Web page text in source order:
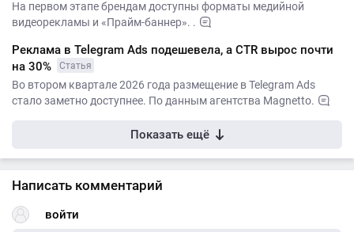
На первом этапе брендам доступны форматы медийной
видеорекламы и «Прайм-баннер». .
Реклама в Telegram Ads подешевела, а CTR вырос почти
на 30%
Статья
Во втором квартале 2026 года размещение в Telegram Ads
стало заметно доступнее. По данным агентства Magnetto.
Показать ещё
Написать комментарий
войти